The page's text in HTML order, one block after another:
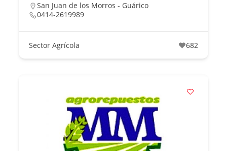
San Juan de los Morros - Guárico
0414-2619989
Sector Agrícola 682